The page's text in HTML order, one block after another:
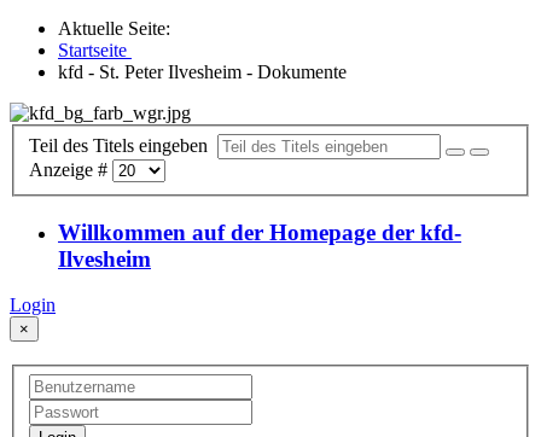
Aktuelle Seite:
Startseite
kfd - St. Peter Ilvesheim - Dokumente
Teil des Titels eingeben
Anzeige #
Willkommen auf der Homepage der kfd-
Ilvesheim
Login
×